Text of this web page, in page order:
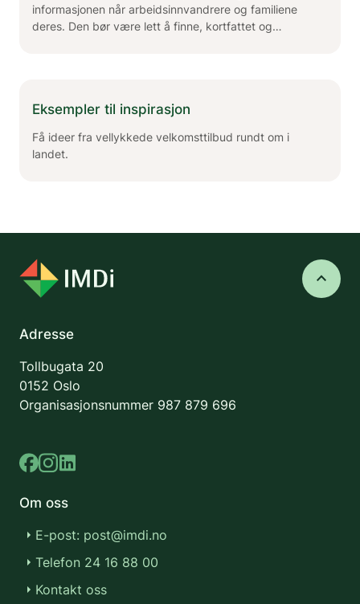
informasjonen når arbeidsinnvandrere og familiene
deres. Den bør være lett å finne, kortfattet og
Eksempler til inspirasjon
Få ideer fra vellykkede velkomsttilbud rundt om i
landet.
keyboard_arrow_up
Adresse
Tollbugata 20
0152 Oslo
Organisasjonsnummer 987 879 696
Om oss
E-post: post@imdi.no
Telefon 24 16 88 00
Kontakt oss